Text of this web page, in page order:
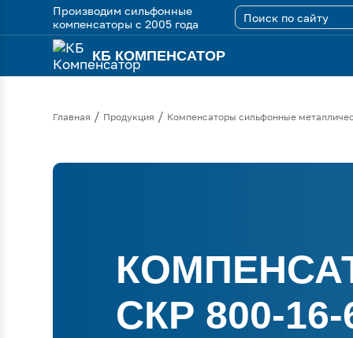
Производим сильфонные
компенсаторы с 2005 года
КБ КОМПЕНСАТОР
Главная / Продукция / Компенсаторы сильфонные
СКР 800-16-